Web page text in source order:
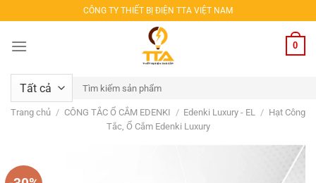
qua
nội
CÔNG TY THIẾT BỊ ĐIỆN TTA VIỆT NAM
0
Tìm
kiếm:
Trang chủ / CÔNG TẮC Ổ CẮM EDENKI / Edenki Luxury - EL / Hạt Công
Tắc, Ổ Cắm Edenki Luxury